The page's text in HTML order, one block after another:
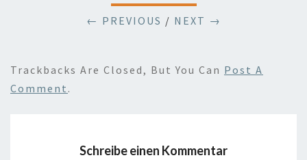
← PREVIOUS / NEXT →
Trackbacks Are Closed, But You Can Post A
Comment .
Schreibe einen Kommentar